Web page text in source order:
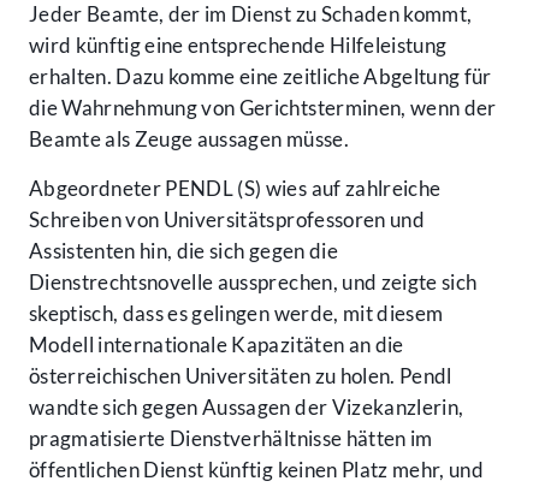
Jeder Beamte, der im Dienst zu Schaden kommt,
wird künftig eine entsprechende Hilfeleistung
erhalten. Dazu komme eine zeitliche Abgeltung für
die Wahrnehmung von Gerichtsterminen, wenn der
Beamte als Zeuge aussagen müsse.
Abgeordneter PENDL (S) wies auf zahlreiche
Schreiben von Universitätsprofessoren und
Assistenten hin, die sich gegen die
Dienstrechtsnovelle aussprechen, und zeigte sich
skeptisch, dass es gelingen werde, mit diesem
Modell internationale Kapazitäten an die
österreichischen Universitäten zu holen. Pendl
wandte sich gegen Aussagen der Vizekanzlerin,
pragmatisierte Dienstverhältnisse hätten im
öffentlichen Dienst künftig keinen Platz mehr, und